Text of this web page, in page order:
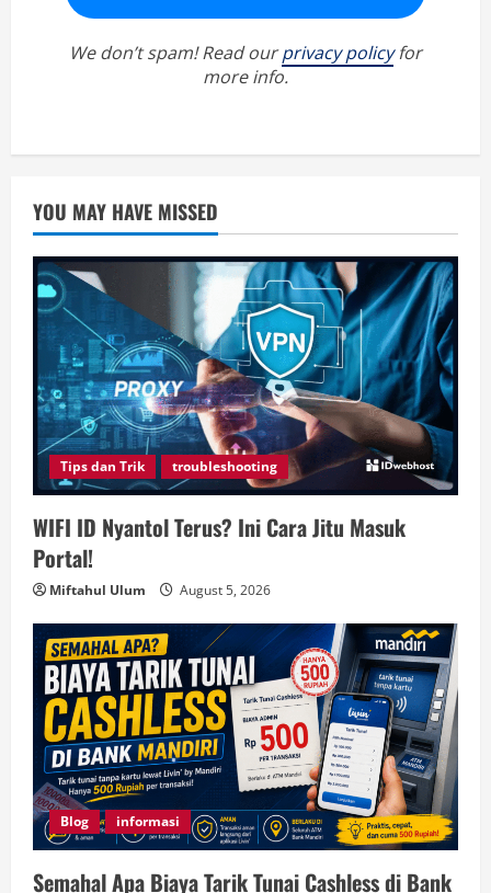
We don’t spam! Read ourprivacy policyfor
more info.
YOU MAY HAVE MISSED
Tips dan Trik troubleshooting
WIFI ID Nyantol Terus? Ini Cara Jitu Masuk
Portal!
Miftahul Ulum August 5, 2026
Blog informasi
Semahal Apa Biaya Tarik Tunai Cashless di Bank